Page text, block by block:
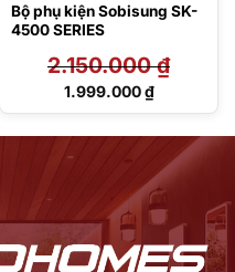
Bộ phụ kiện Sobisung SK-
4500 SERIES
2.150.000₫
Giá
2.150.000 ₫.
1.999.000₫
Giá
1.999.000 ₫.